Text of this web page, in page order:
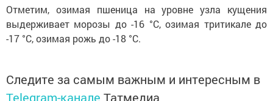
Отметим, озимая пшеница на уровне узла кущения
выдерживает морозы до -16 °С, озимая тритикале до
-17 °С, озимая рожь до -18 °С.
Следите за самым важным и интересным в
Telegram-канале Татмедиа